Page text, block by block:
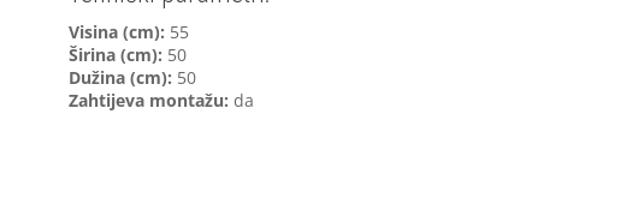
Visina (cm): 55
Širina (cm): 50
Dužina (cm): 50
Zahtijeva montažu: da